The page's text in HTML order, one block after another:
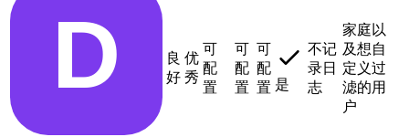
D
良
好
优
秀
可
配
置
可
配
置
可
配
置 是
不记
录日
志
家庭以
及想自
定义过
滤的用
户